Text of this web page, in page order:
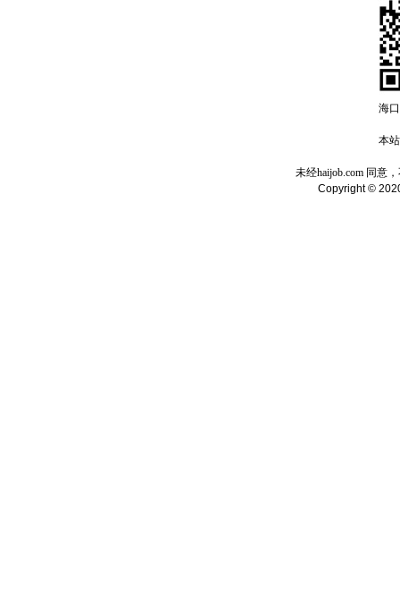
海
本
未经haijob.com 同意
Copyright ©